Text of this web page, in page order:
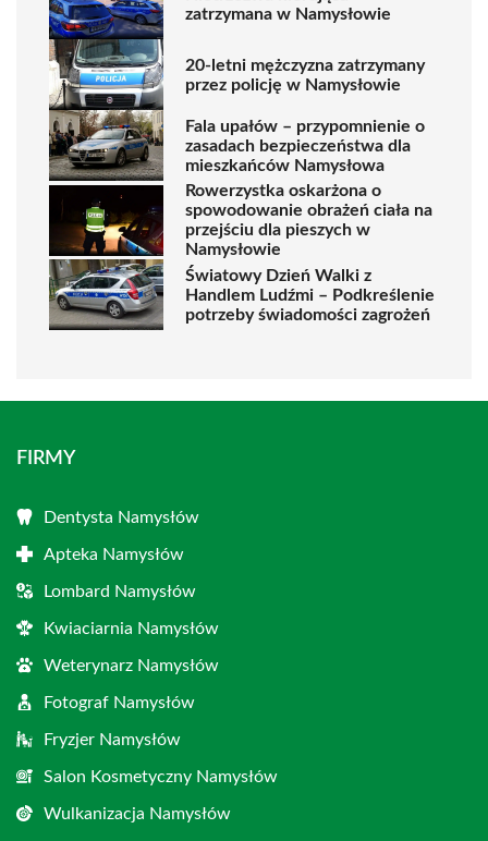
zatrzymana w Namysłowie
20-letni mężczyzna zatrzymany
przez policję w Namysłowie
Fala upałów – przypomnienie o
zasadach bezpieczeństwa dla
mieszkańców Namysłowa
Rowerzystka oskarżona o
spowodowanie obrażeń ciała na
przejściu dla pieszych w
Namysłowie
Światowy Dzień Walki z
Handlem Ludźmi – Podkreślenie
potrzeby świadomości zagrożeń
FIRMY
Dentysta Namysłów
Apteka Namysłów
Lombard Namysłów
Kwiaciarnia Namysłów
Weterynarz Namysłów
Fotograf Namysłów
Fryzjer Namysłów
Salon Kosmetyczny Namysłów
Wulkanizacja Namysłów